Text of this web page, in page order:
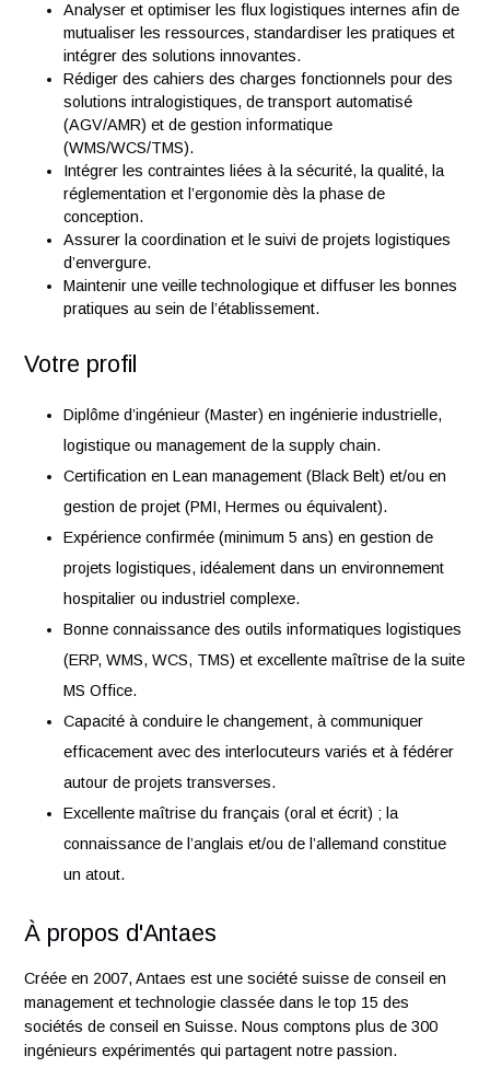
Principales activités :
Concevoir des solutions intralogistiques multi-flux
intégrant des aspects techniques, organisationnels
transformation des processus.
Analyser et optimiser les flux logistiques internes afin
mutualiser les ressources, standardiser les pratiques
intégrer des solutions innovantes.
Rédiger des cahiers des charges fonctionnels pour
solutions intralogistiques, de transport automatisé
(AGV/AMR) et de gestion informatique
(WMS/WCS/TMS).
réglementation et l’ergonomie dès la phase de
Assurer la coordination et le suivi de projets
d’envergure.
Maintenir une veille technologique et diffuser les
pratiques au sein de l’établissement.
Votre profil
Diplôme d’ingénieur (Master) en ingénierie
Certification en Lean management (Black Belt) et/ou
gestion de projet (PMI, Hermes ou équivalent).
Expérience confirmée (minimum 5 ans) en gestion de
projets logistiques, idéalement dans un
hospitalier ou industriel complexe.
Bonne connaissance des outils informatiques
(ERP, WMS, WCS, TMS) et excellente maîtrise de la
MS Office.
efficacement avec des interlocuteurs variés et à
autour de projets transverses.
Excellente maîtrise du français (oral et écrit) ; la